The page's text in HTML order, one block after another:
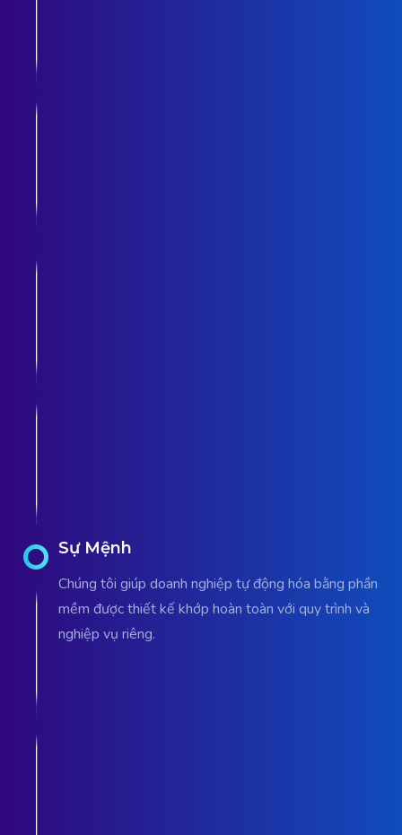
Sự Mệnh
Chúng tôi giúp doanh nghiệp tự động hóa bằng phần
mềm được thiết kế khớp hoàn toàn với quy trình và
nghiệp vụ riêng.